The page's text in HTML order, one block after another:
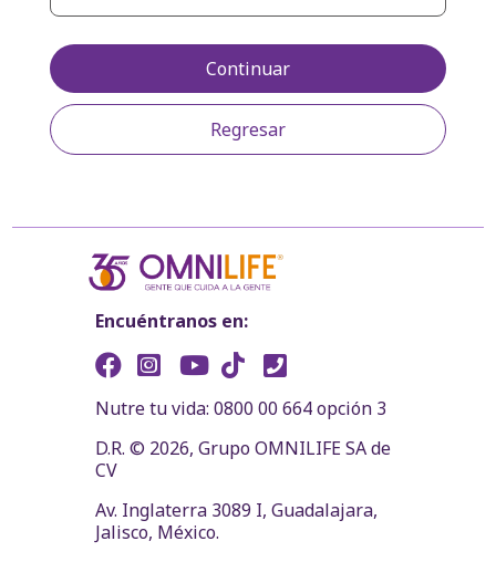
Regresar
Continuar
Encuéntranos en:
Nutre tu vida: 0800 00 664 opción 3
D.R. © 2026, Grupo OMNILIFE SA de
CV
Av. Inglaterra 3089 I, Guadalajara,
Jalisco, México.